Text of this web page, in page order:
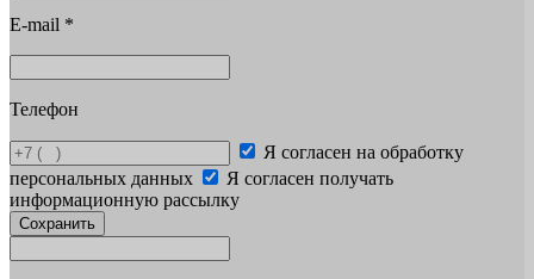
E-mail *
Телефон
Я согласен на обработку
персональных данных
Я согласен получать
информационную рассылку
Сохранить